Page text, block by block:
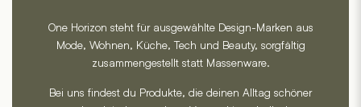
werden
One Horizon steht für ausgewählte Design-Marken aus
Mode, Wohnen, Küche, Tech und Beauty, sorgfältig
zusammengestellt statt Massenware.
Bei uns findest du Produkte, die deinen Alltag schöner